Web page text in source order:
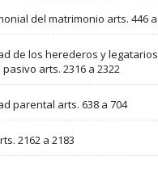
del matrimonio arts. 446
de los herederos y
arts. 2316 a 2322
parental arts. 638 a 704
2162 a 2183